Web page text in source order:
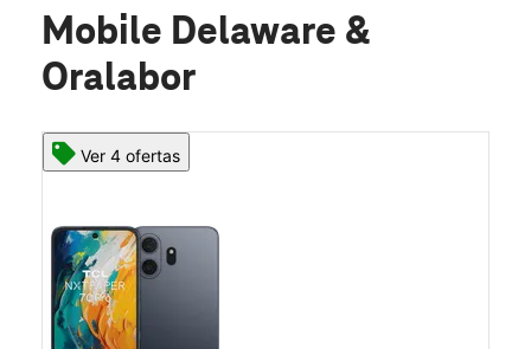
Mobile Delaware &
Oralabor
Ver 4 ofertas